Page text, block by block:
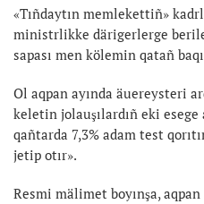
«Tıñdaytın memlekettiñ»
ministrlikke därigerlerge
sapası men kölemin qatañ
Ol aqpan ayında äuereysteri
keletin jolauşılardıñ eki esege
qañtarda 7,3% adam test
jetip otır».
Resmi mälimet boyınşa,